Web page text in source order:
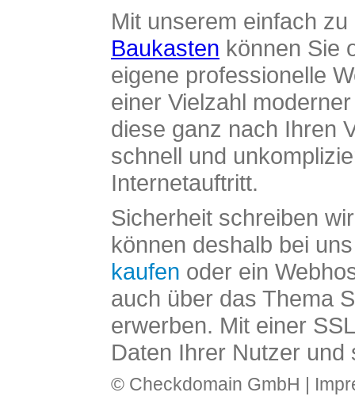
Mit unserem einfach
Baukasten können Sie
eigene professionelle
einer Vielzahl
diese ganz nach Ihren
schnell und
Internetauftritt.
Sicherheit schreiben
können deshalb bei
kaufen oder ein
auch über das Thema
erwerben. Mit einer
Daten Ihrer Nutzer und
© Checkdomain GmbH |